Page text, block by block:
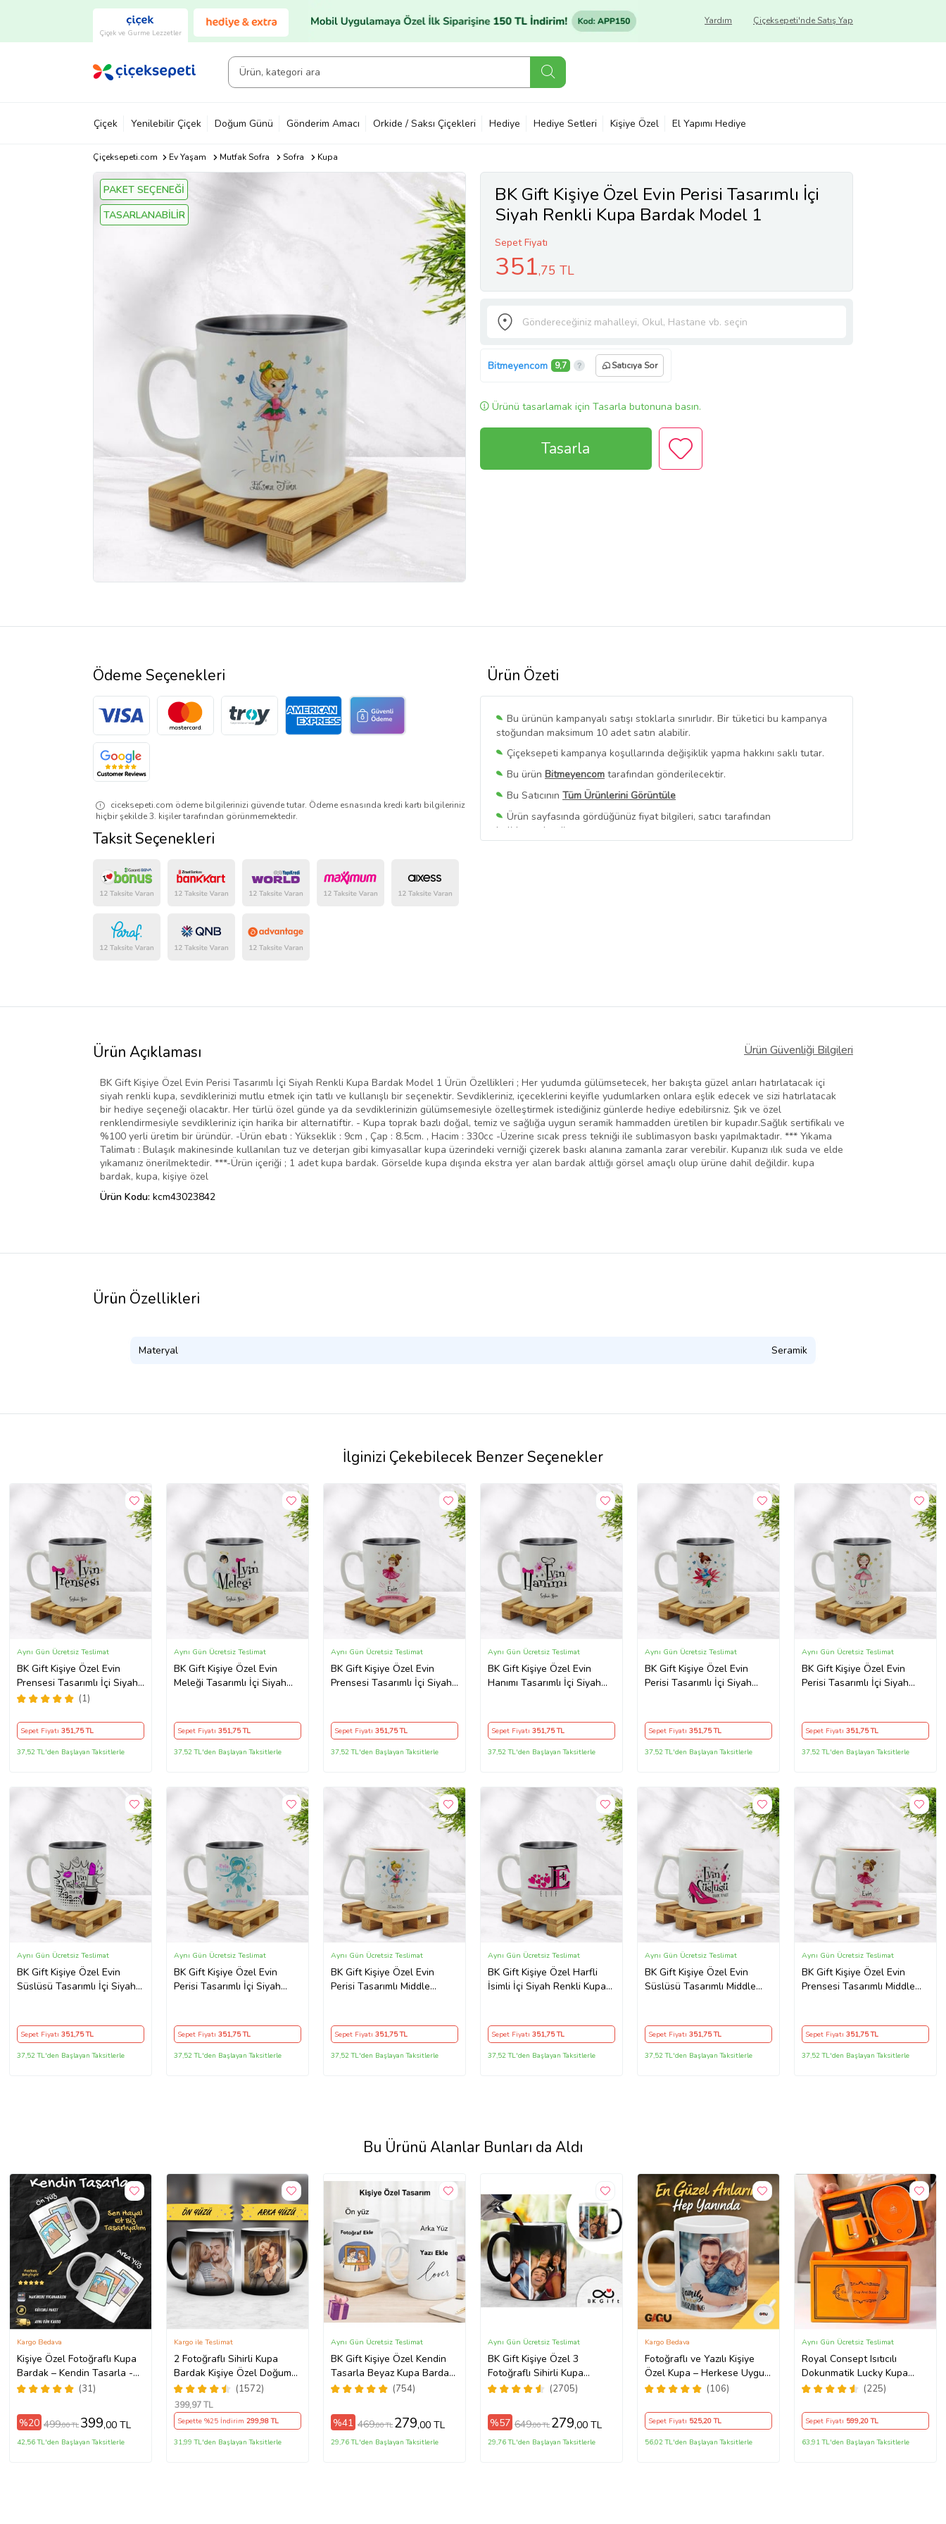
Çiçek ve Gurme Lezzetler
Çiçeksepeti'nde Satış Yap
Yardım
Çiçek Yenilebilir Çiçek Doğum Günü Gönderim Amacı Orkide / Saksı Çiçekleri Hediye Hediye Setleri Kişiye Özel El Yapımı Hediye
Çiçeksepeti.com Ev Yaşam Mutfak Sofra Sofra Kupa
PAKET SEÇENEĞİ
TASARLANABİLİR
BK Gift Kişiye Özel Evin Perisi Tasarımlı İçi
Siyah Renkli Kupa Bardak Model 1
Sepet Fiyatı
351,75 TL
Bitmeyencom 9,7 Satıcıya Sor
Ürünü tasarlamak için Tasarla butonuna basın.
Tasarla
Ürün Özeti
Bu ürünün kampanyalı satışı stoklarla sınırlıdır. Bir tüketici bu kampanya
stoğundan maksimum 10 adet satın alabilir.
Çiçeksepeti kampanya koşullarında değişiklik yapma hakkını saklı tutar.
Bu ürün Bitmeyencom tarafından gönderilecektir.
Bu Satıcının Tüm Ürünlerini Görüntüle
Ürün sayfasında gördüğünüz fiyat bilgileri, satıcı tarafından
belirlenmektedir.
Ödeme Seçenekleri
ciceksepeti.com ödeme bilgilerinizi güvende tutar. Ödeme esnasında kredi kartı bilgileriniz
hiçbir şekilde 3. kişiler tarafından görünmemektedir.
Taksit Seçenekleri
Ürün Açıklaması Ürün Güvenliği Bilgileri
BK Gift Kişiye Özel Evin Perisi Tasarımlı İçi Siyah Renkli Kupa Bardak Model 1 Ürün Özellikleri ; Her yudumda gülümsetecek, her bakışta güzel anları hatırlatacak içi
siyah renkli kupa, sevdiklerinizi mutlu etmek için tatlı ve kullanışlı bir seçenektir. Sevdikleriniz, içeceklerini keyifle yudumlarken onlara eşlik edecek ve sizi hatırlatacak
bir hediye seçeneği olacaktır. Her türlü özel günde ya da sevdiklerinizin gülümsemesiyle özelleştirmek istediğiniz günlerde hediye edebilirsniz. Şık ve özel
renklendirmesiyle sevdikleriniz için harika bir alternatiftir. - Kupa toprak bazlı doğal, temiz ve sağlığa uygun seramik hammadden üretilen bir kupadır.Sağlık sertifikalı ve
%100 yerli üretim bir üründür. -Ürün ebatı : Yükseklik : 9cm , Çap : 8.5cm. , Hacim : 330cc -Üzerine sıcak press tekniği ile sublimasyon baskı yapılmaktadır. *** Yıkama
Talimatı : Bulaşık makinesinde kullanılan tuz ve deterjan gibi kimyasallar kupa üzerindeki verniği çizerek baskı alanına zamanla zarar verebilir. Kupanızı ılık suda ve elde
yıkamanız önerilmektedir. ***-Ürün içeriği ; 1 adet kupa bardak. Görselde kupa dışında ekstra yer alan bardak altlığı görsel amaçlı olup ürüne dahil değildir. kupa
bardak, kupa, kişiye özel
Ürün Kodu: kcm43023842
Ürün Özellikleri
Materyal Seramik
İlginizi Çekebilecek Benzer Seçenekler
BK Gift Kişiye Özel Evin
Prensesi Tasarımlı İçi Siyah
Renkli Kupa Bardak Model 3
(1)
Aynı Gün Ücretsiz Teslimat
Sepet Fiyatı 351,75 TL
37,52 TL'den Başlayan Taksitlerle
BK Gift Kişiye Özel Evin
Meleği Tasarımlı İçi Siyah
Aynı Gün Ücretsiz Teslimat
Sepet Fiyatı 351,75 TL
37,52 TL'den Başlayan Taksitlerle
BK Gift Kişiye Özel Evin
Prensesi Tasarımlı İçi Siyah
Aynı Gün Ücretsiz Teslimat
Sepet Fiyatı 351,75 TL
37,52 TL'den Başlayan Taksitlerle
BK Gift Kişiye Özel Evin
Hanımı Tasarımlı İçi Siyah
Aynı Gün Ücretsiz Teslimat
Sepet Fiyatı 351,75 TL
37,52 TL'den Başlayan Taksitlerle
BK Gift Kişiye Özel Evin
Perisi Tasarımlı İçi Siyah
Aynı Gün Ücretsiz Teslimat
Sepet Fiyatı351,75 TL
37,52 TL'den Başlayan Taksitlerle
BK Gift Kişiye Özel Evin
Perisi Tasarımlı İçi Siyah
Aynı Gün Ücretsiz Teslimat
Sepet Fiyatı351,75 TL
37,52 TL'den Başlayan Taksitlerle
BK Gift Kişiye Özel Evin
Süslüsü Tasarımlı İçi Siyah
Aynı Gün Ücretsiz Teslimat
Sepet Fiyatı 351,75 TL
37,52 TL'den Başlayan Taksitlerle
BK Gift Kişiye Özel Evin
Perisi Tasarımlı İçi Siyah
Aynı Gün Ücretsiz Teslimat
Sepet Fiyatı 351,75 TL
37,52 TL'den Başlayan Taksitlerle
BK Gift Kişiye Özel Evin
Perisi Tasarımlı Middle
Aynı Gün Ücretsiz Teslimat
Sepet Fiyatı 351,75 TL
37,52 TL'den Başlayan Taksitlerle
BK Gift Kişiye Özel Harfli
İsimli İçi Siyah Renkli Kupa
Aynı Gün Ücretsiz Teslimat
Sepet Fiyatı 351,75 TL
37,52 TL'den Başlayan Taksitlerle
BK Gift Kişiye Özel Evin
Süslüsü Tasarımlı Middle
Aynı Gün Ücretsiz Teslimat
Sepet Fiyatı351,75 TL
37,52 TL'den Başlayan Taksitlerle
BK Gift Kişiye Özel Evin
Prensesi Tasarımlı Middle
Aynı Gün Ücretsiz Teslimat
Sepet Fiyatı351,75 TL
37,52 TL'den Başlayan Taksitlerle
Bu Ürünü Alanlar Bunları da Aldı
Kişiye Özel Fotoğraflı Kupa
Bardak – Kendin Tasarla -
Fotoğrafını Gönder
(31)
Kargo Bedava
%20 499,00 TL 399,00 TL
42,56 TL'den Başlayan Taksitlerle
2 Fotoğraflı Sihirli Kupa
Bardak Kişiye Özel Doğum
Günü Hediyesi Sevgiliye
Hediye Anneye Babaya
Ablaya Abiye Kız Erkek
Kardeşe Arkadaşa Resimli
Günü Yıl Dönümü Hediyesi
(1572)
Kargo ile Teslimat
399,97 TL
Sepette %25 İndirim 299,98 TL
31,99 TL'den Başlayan Taksitlerle
BK Gift Kişiye Özel Kendin
Tasarla Beyaz Kupa Bardak,
Sevgiliye Hediye, Arkadaşa
Hediyesi
(754)
Aynı Gün Ücretsiz Teslimat
%41 469,00 TL 279,00 TL
29,76 TL'den Başlayan Taksitlerle
BK Gift Kişiye Özel 3
Fotoğraflı Sihirli Kupa
Bardak, Arkadaşa Hediye,
(2705)
Aynı Gün Ücretsiz Teslimat
%57 649,00 TL 279,00 TL
29,76 TL'den Başlayan Taksitlerle
Fotoğraflı ve Yazılı Kişiye
Özel Kupa – Herkese Uygun
Anlamlı Hediye Porselen(106)
Kargo Bedava
Sepet Fiyatı 525,20 TL
56,02 TL'den Başlayan Taksitlerle
Royal Consept Isıtıcılı
Dokunmatik Lucky Kupa
Bardak Seti
(225)
Aynı Gün Ücretsiz Teslimat
Sepet Fiyatı 599,20 TL
63,91 TL'den Başlayan Taksitlerle